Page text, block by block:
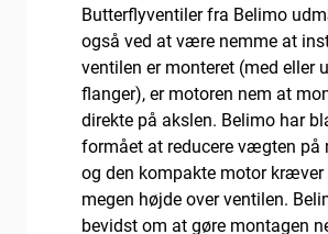
Butterflyventiler fra Belimo
også ved at være nemme at
ventilen er monteret (med eller
flanger), er motoren nem at
direkte på akslen. Belimo har
formået at reducere vægten på
og den kompakte motor kræver
megen højde over ventilen.
bevidst om at gøre montagen